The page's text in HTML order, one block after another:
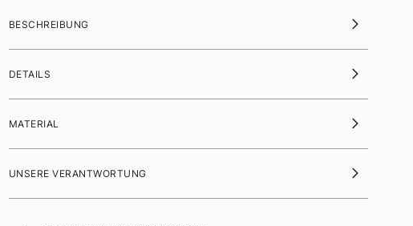
BESCHREIBUNG
DETAILS
MATERIAL
UNSERE VERANTWORTUNG